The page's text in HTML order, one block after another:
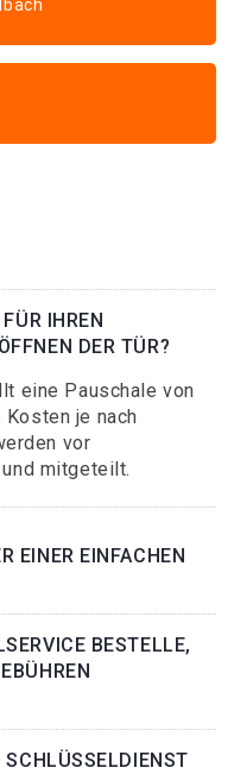
IHREN
DER TÜR?
eine Pauschale von
je nach
vor
mitgeteilt.
EINER EINFACHEN
BESTELLE,